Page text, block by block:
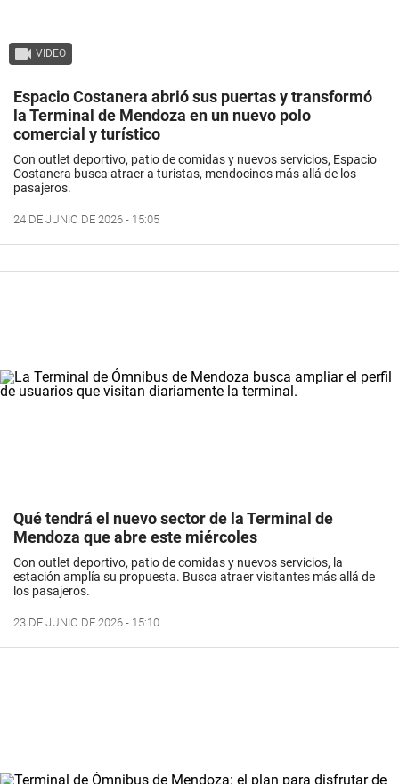
VIDEO
Espacio Costanera abrió sus puertas y transformó
la Terminal de Mendoza en un nuevo polo
comercial y turístico
Con outlet deportivo, patio de comidas y nuevos servicios, Espacio
Costanera busca atraer a turistas, mendocinos más allá de los
pasajeros.
24 DE JUNIO DE 2026 - 15:05
Qué tendrá el nuevo sector de la Terminal de
Mendoza que abre este miércoles
Con outlet deportivo, patio de comidas y nuevos servicios, la
estación amplía su propuesta. Busca atraer visitantes más allá de
los pasajeros.
23 DE JUNIO DE 2026 - 15:10